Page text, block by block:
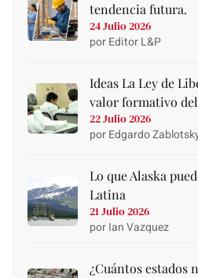
tendencia futura.
24 Julio 2026
por Editor L&P
Ideas La Ley de
valor formativo
22 Julio 2026
por Edgardo
Lo que Alaska
Latina
21 Julio 2026
por Ian Vazquez
¿Cuántos estados